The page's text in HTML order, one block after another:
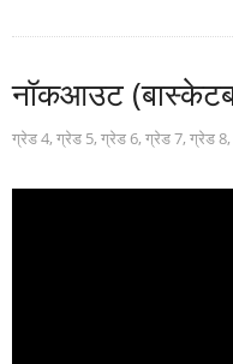
नॉकआउट
ग्रेड 4, ग्रेड 5, ग्रेड 6, ग्रेड 7, ग्रेड 8,